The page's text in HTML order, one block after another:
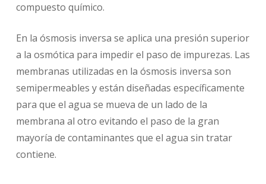
compuesto químico.
En la ósmosis inversa se aplica una presión superior
a la osmótica para impedir el paso de impurezas. Las
membranas utilizadas en la ósmosis inversa son
semipermeables y están diseñadas específicamente
para que el agua se mueva de un lado de la
membrana al otro evitando el paso de la gran
mayoría de contaminantes que el agua sin tratar
contiene.